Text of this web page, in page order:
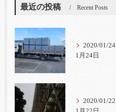
最近の投稿 Recent Posts
2020/01/24
1月24日
2020/01/22